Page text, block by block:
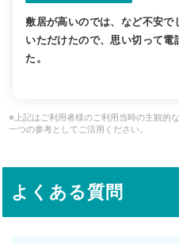
敷居が高いのでは、など不安で
いただけたので、思い切って
た。
※上記はご利用者様のご利用当時の主観的
一つの参考としてご活用ください。
よくある質問